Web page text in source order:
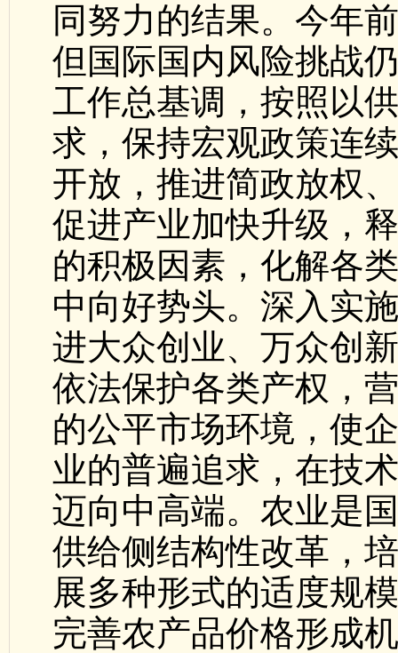
同努力的结果。今年
但国际国内风险挑战
工作总基调，按照以
求，保持宏观政策连
开放，推进简政放权
促进产业加快升级，
的积极因素，化解各
中向好势头。深入实
进大众创业、万众创
依法保护各类产权，
的公平市场环境，使
业的普遍追求，在技
迈向中高端。农业是
供给侧结构性改革，
展多种形式的适度规
完善农产品价格形成